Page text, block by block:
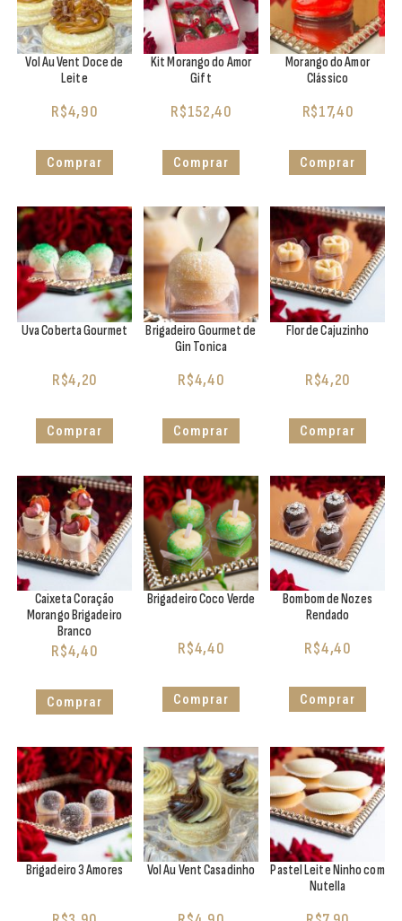
Vol Au Vent Doce de
Leite
R$4,90
Comprar
Kit Morango do Amor
Gift
R$152,40
Comprar
Morango do Amor
Clássico
R$17,40
Comprar
Uva Coberta Gourmet
R$4,20
Comprar
Brigadeiro Gourmet de
Gin Tonica
R$4,40
Comprar
Flor de Cajuzinho
R$4,20
Comprar
Caixeta Coração
Morango Brigadeiro
Branco
R$4,40
Comprar
Brigadeiro Coco Verde
R$4,40
Comprar
Bombom de Nozes
Rendado
R$4,40
Comprar
Brigadeiro 3 Amores Vol Au Vent Casadinho
Pastel Leite Ninho com
Nutella